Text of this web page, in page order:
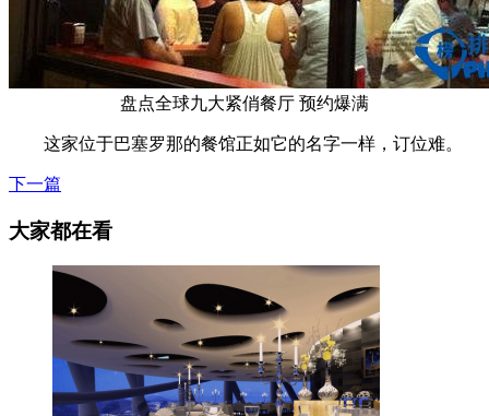
盘点全球九大紧俏餐厅 预约爆满
这家位于巴塞罗那的餐馆正如它的名字一样，订位难。
下一篇
大家都在看